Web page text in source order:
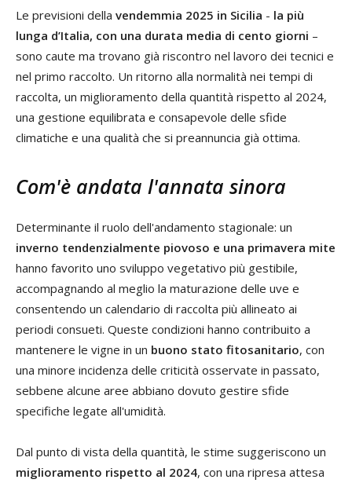
Le previsioni della vendemmia 2025 in Sicilia - la più
lunga d’Italia, con una durata media di cento giorni –
sono caute ma trovano già riscontro nel lavoro dei tecnici e
nel primo raccolto. Un ritorno alla normalità nei tempi di
raccolta, un miglioramento della quantità rispetto al 2024,
una gestione equilibrata e consapevole delle sfide
climatiche e una qualità che si preannuncia già ottima.
Com'è andata l'annata sinora
Determinante il ruolo dell'andamento stagionale: un
inverno tendenzialmente piovoso e una primavera mite
hanno favorito uno sviluppo vegetativo più gestibile,
accompagnando al meglio la maturazione delle uve e
consentendo un calendario di raccolta più allineato ai
periodi consueti. Queste condizioni hanno contribuito a
mantenere le vigne in un buono stato fitosanitario, con
una minore incidenza delle criticità osservate in passato,
sebbene alcune aree abbiano dovuto gestire sfide
specifiche legate all'umidità.
Dal punto di vista della quantità, le stime suggeriscono un
miglioramento rispetto al 2024, con una ripresa attesa